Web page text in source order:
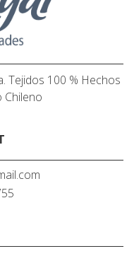
Tejidos 100 % Hechos